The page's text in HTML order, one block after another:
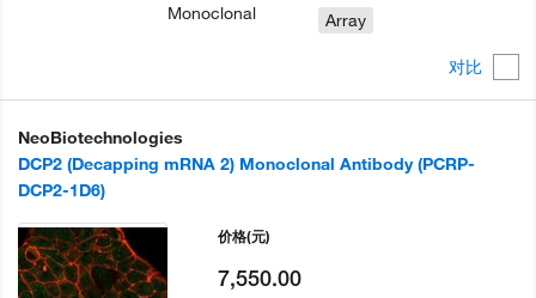
对比
Monoclonal
Array
NeoBiotechnologies
DCP2 (Decapping mRNA 2) Monoclonal Antibody (PCRP-
DCP2-1D6)
价格(元)
7,550.00